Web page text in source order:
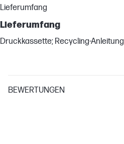
Lieferumfang
Lieferumfang
Druckkassette; Recycling-Anleitung
BEWERTUNGEN